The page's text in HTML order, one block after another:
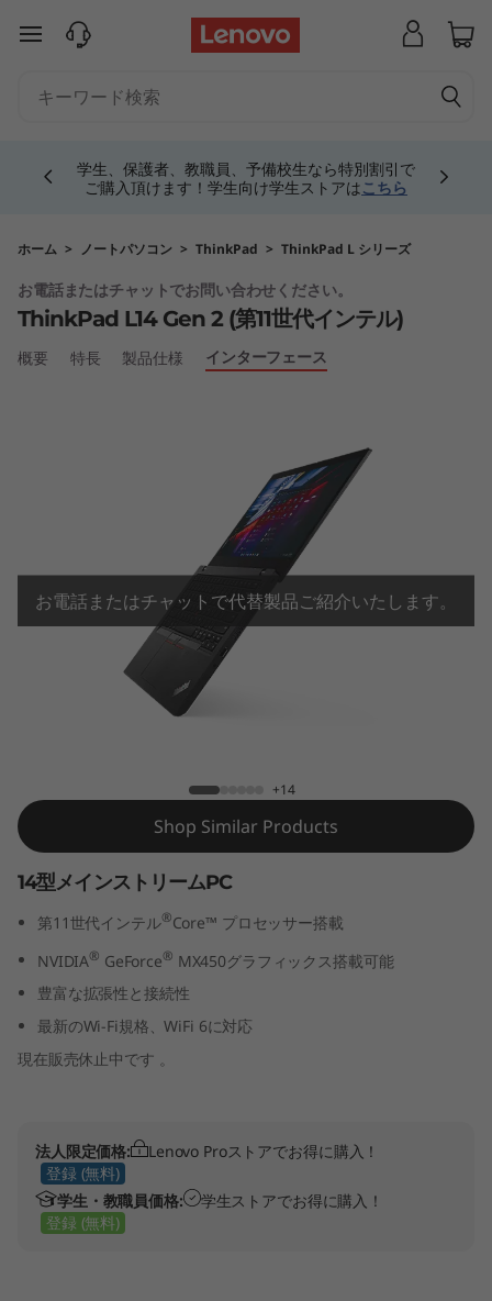
T
P
a
d
e
n
1
1
世
代
イ
ン
メインコンテンツにスキップする
学生、保護者、教職員、予備校生なら特別割引で
ご購入頂けます！学生向け学生ストアはこちら
ホーム > ノートパソコン > ThinkPad > ThinkPad L シリーズ
お電話またはチャットでお問い合わせください。
ThinkPad L14 Gen 2 (第11世代インテル)
概要 特長 製品仕様 インターフェース
お電話またはチャットで代替製品ご紹介いたします。
+14
Shop Similar Products
14型メインストリームPC
第11世代インテル®Core™ プロセッサー搭載
NVIDIA® GeForce® MX450グラフィックス搭載可能
豊富な拡張性と接続性
最新のWi-Fi規格、WiFi 6に対応
現在販売休止中です 。
法人限定価格:
Lenovo Proストアでお得に購入！
登録 (無料)
学生・教職員価格:
学生ストアでお得に購入！
登録 (無料)